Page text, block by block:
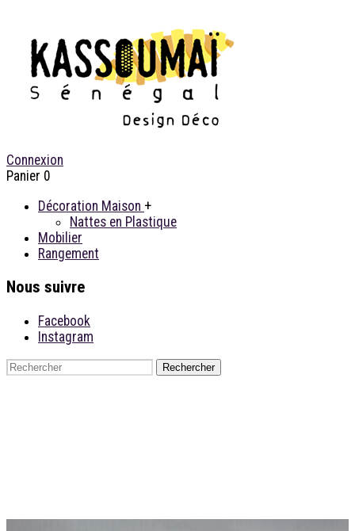
Connexion
Panier 0
Décoration Maison +
Nattes en Plastique
Mobilier
Rangement
Nous suivre
Facebook
Instagram
Rechercher